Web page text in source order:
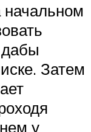
Затем
у